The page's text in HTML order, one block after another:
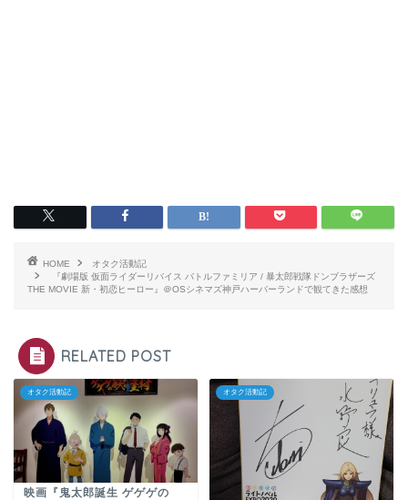
HOME
オタク活動記
『劇場版 仮面ライダーリバイス バトルファミリア / 暴太郎戦隊ドンブラザーズ
THE MOVIE 新・初恋ヒーロー』＠OSシネマズ神戸ハーバーランドで観てきた感想
RELATED POST
オタク活動記
映画『鬼太郎誕生 ゲゲゲの
オタク活動記